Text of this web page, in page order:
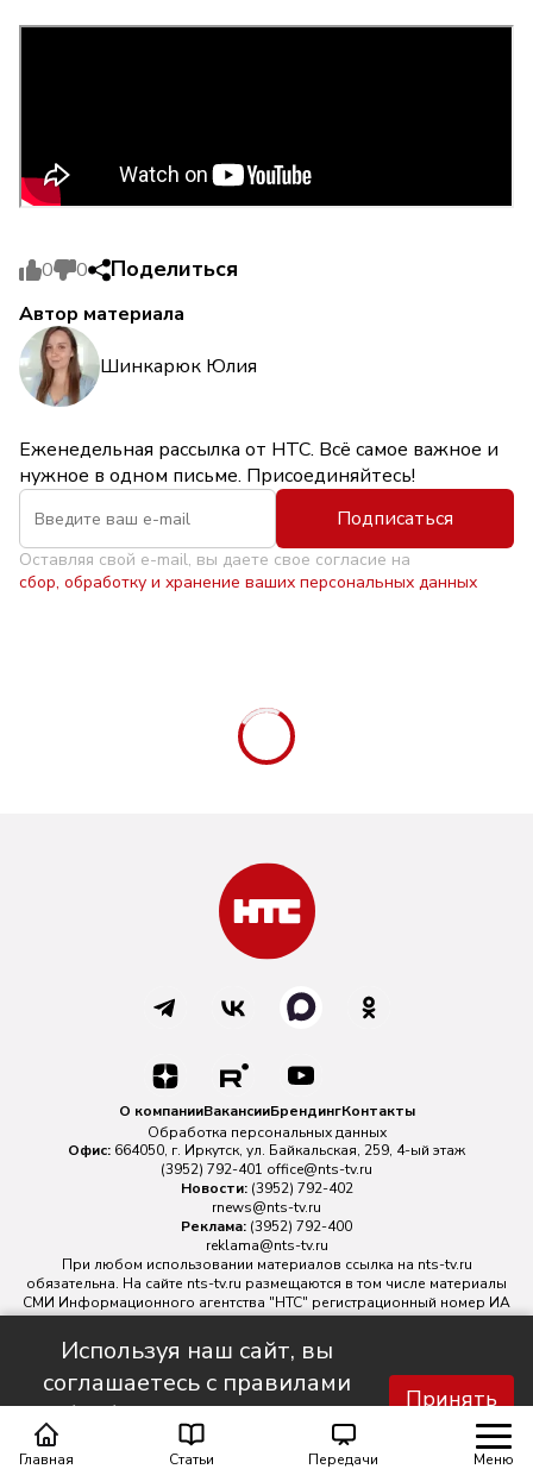
Главная Статьи Передачи Меню
0 0 Поделиться
Автор материала
Шинкарюк Юлия
Еженедельная рассылка от НТС. Всё самое важное и
нужное в одном письме. Присоединяйтесь!
Подписаться
Оставляя свой e-mail, вы даете свое согласие на
сбор, обработку и хранение ваших персональных данных
Используя наш сайт, вы
соглашаетесь с правилами
обработки персональных
данных.
Принять
О компанииВакансииБрендингКонтакты
Обработка персональных данных
Офис: 664050, г. Иркутск, ул. Байкальская, 259, 4-ый этаж
(3952) 792-401 office@nts-tv.ru
Новости: (3952) 792-402
rnews@nts-tv.ru
Реклама: (3952) 792-400
reklama@nts-tv.ru
При любом использовании материалов ссылка на nts-tv.ru
обязательна. На сайте nts-tv.ru размещаются в том числе материалы
СМИ Информационного агентства "НТС" регистрационный номер ИА
№ ФС 77 - 88763 зарегистрировано Федеральной службой по
надзору в сфере связи, информационных технологий и массовых
коммуникаций.
Главный редактор ИА "НТС" Иштулкин Евгений Александрович16+